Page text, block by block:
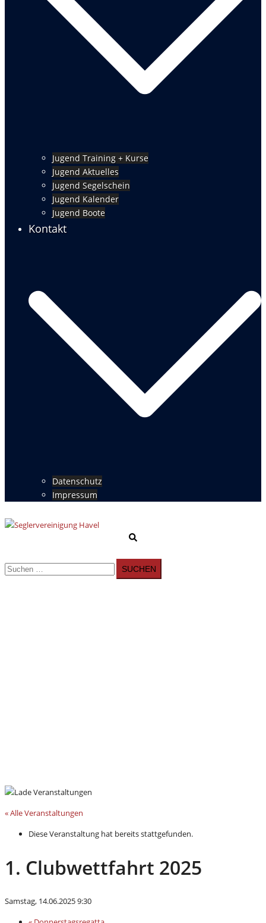
Jugend Training + Kurse
Jugend Aktuelles
Jugend Segelschein
Jugend Kalender
Jugend Boote
Kontakt
Datenschutz
Impressum
umschalten
Suchen
nach:
« Alle Veranstaltungen
Diese Veranstaltung hat bereits stattgefunden.
1. Clubwettfahrt 2025
Samstag, 14.06.2025 9:30